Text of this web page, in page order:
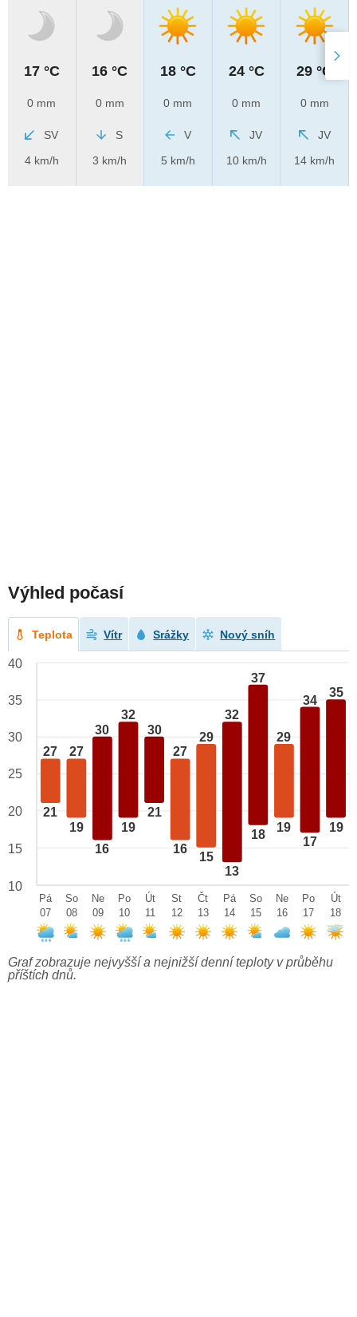
17 °C
0 mm
SV
4 km/h
16 °C
0 mm
S
3 km/h
18 °C
0 mm
V
5 km/h
24 °C
0 mm
JV
10 km/h
29 °C
0 mm
JV
14 km/h
Výhled počasí
Teplota Vítr Srážky Nový sníh
27
21
27
19
30
16
32
19
30
21
27
16
29
15
32
13
37
18
29
19
34
17
35
19
40
35
30
25
20
15
10
Pá
07
So
08
Ne
09
Po
10
Út
11
St
12
Čt
13
Pá
14
So
15
Ne
16
Po
17
Út
18
Graf zobrazuje nejvyšší a nejnižší denní teploty v průběhu
příštích dnů.